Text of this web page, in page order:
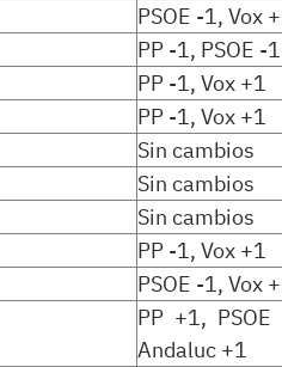
PSOE -1, Vox
PP -1, PSOE -
PP -1, Vox +1
PP -1, Vox +1
Sin cambios
Sin cambios
Sin cambios
PP -1, Vox +1
PSOE -1, Vox
PP +1,
Andaluc +1